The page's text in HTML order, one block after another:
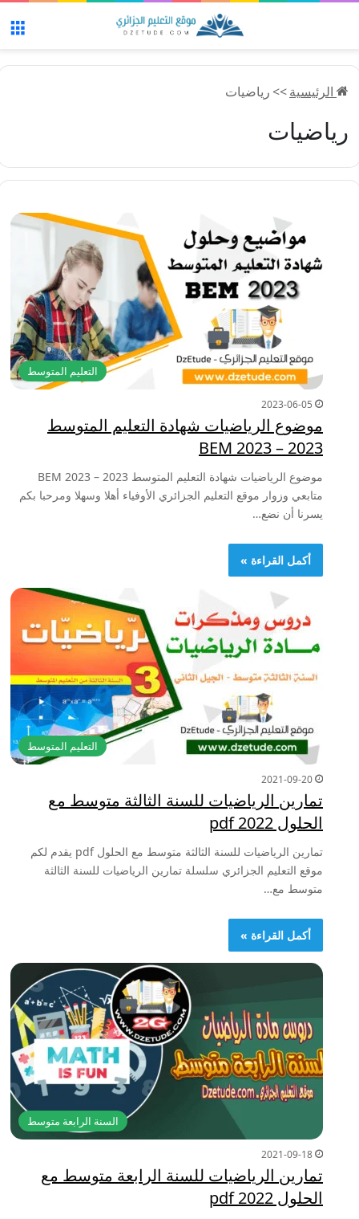
الرئيسية>>رياضيات
رياضيات
التعليم المتوسط
2023-06-05
موضوع الرياضيات شهادة التعليم المتوسط
2023 – BEM 2023
موضوع الرياضيات شهادة التعليم المتوسط 2023 – BEM 2023
متابعي وزوار موقع التعليم الجزائري الأوفياء أهلا وسهلا ومرحبا بكم
يسرنا أن نضع…
أكمل القراءة »
التعليم المتوسط
2021-09-20
تمارين الرياضيات للسنة الثالثة متوسط مع
الحلول 2022 pdf
تمارين الرياضيات للسنة الثالثة متوسط مع الحلول pdf يقدم لكم
موقع التعليم الجزائري سلسلة تمارين الرياضيات للسنة الثالثة
متوسط مع…
أكمل القراءة »
السنة الرابعة متوسط
2021-09-18
تمارين الرياضيات للسنة الرابعة متوسط مع
الحلول 2022 pdf